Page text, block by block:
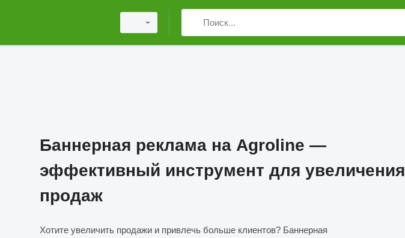
Баннерная реклама на Agroline —
эффективный инструмент для увеличения
продаж
Хотите увеличить продажи и привлечь больше клиентов? Баннерная